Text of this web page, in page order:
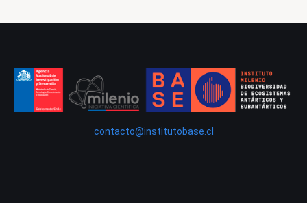
contacto@institutobase.cl